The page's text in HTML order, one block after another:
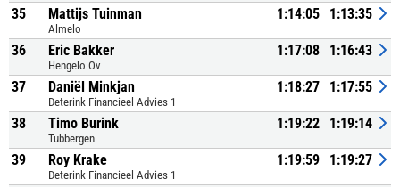
35 Mattijs Tuinman
Almelo
1:14:05 1:13:35
36 Eric Bakker
Hengelo Ov
1:17:08 1:16:43
37 Daniël Minkjan
Deterink Financieel Advies 1
1:18:27 1:17:55
38 Timo Burink
Tubbergen
1:19:22 1:19:14
39 Roy Krake
Deterink Financieel Advies 1
1:19:59 1:19:27